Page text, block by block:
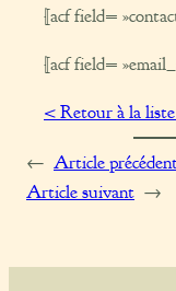
[acf field=
[acf field=
< Retour à la liste
← Article
Article suivant →